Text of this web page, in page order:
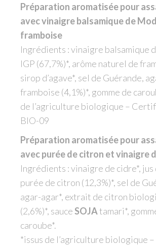
Préparation aromatisée pour
avec vinaigre balsamique de
framboise
Ingrédients : vinaigre balsamique
IGP (67,7%)*, arôme naturel de
sirop d’agave*, sel de Guérande,
framboise (4,1%)*, gomme de
de l’agriculture biologique –
BIO-09
Préparation aromatisée pour
avec purée de citron et vinaigre
Ingrédients : vinaigre de cidre*, jus
purée de citron (12,3%)*, sel de
agar-agar*, extrait de citron
(2,6%)*, sauceSOJAtamari*,
caroube*.
*issus de l’agriculture biologique